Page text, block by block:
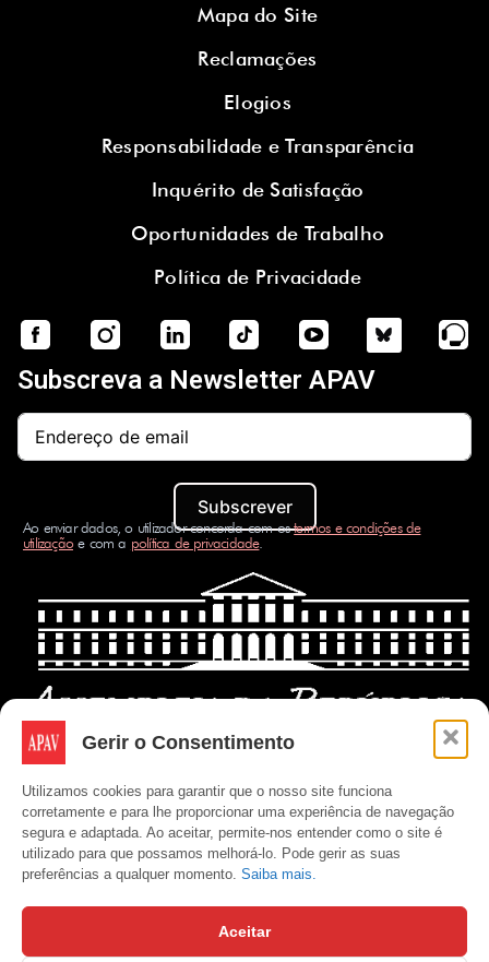
Gerir o Consentimento
Utilizamos cookies para garantir que o nosso site funciona
corretamente e para lhe proporcionar uma experiência de navegação
segura e adaptada. Ao aceitar, permite-nos entender como o site é
utilizado para que possamos melhorá-lo. Pode gerir as suas
preferências a qualquer momento. Saiba mais.
Aceitar
Mapa do Site
Reclamações
Elogios
Responsabilidade e Transparência
Inquérito de Satisfação
Oportunidades de Trabalho
Política de Privacidade
Subscreva a Newsletter APAV
Subscrever
Ao enviar dados, o utilizador concorda com ostermos e condições de
utilizaçãoe com a política de privacidade.